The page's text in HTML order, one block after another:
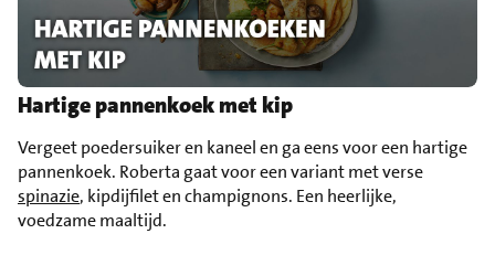
Hartige pannenkoek met kip
Vergeet poedersuiker en kaneel en ga eens voor een hartige
pannenkoek. Roberta gaat voor een variant met verse
spinazie, kipdijfilet en champignons. Een heerlijke,
voedzame maaltijd.